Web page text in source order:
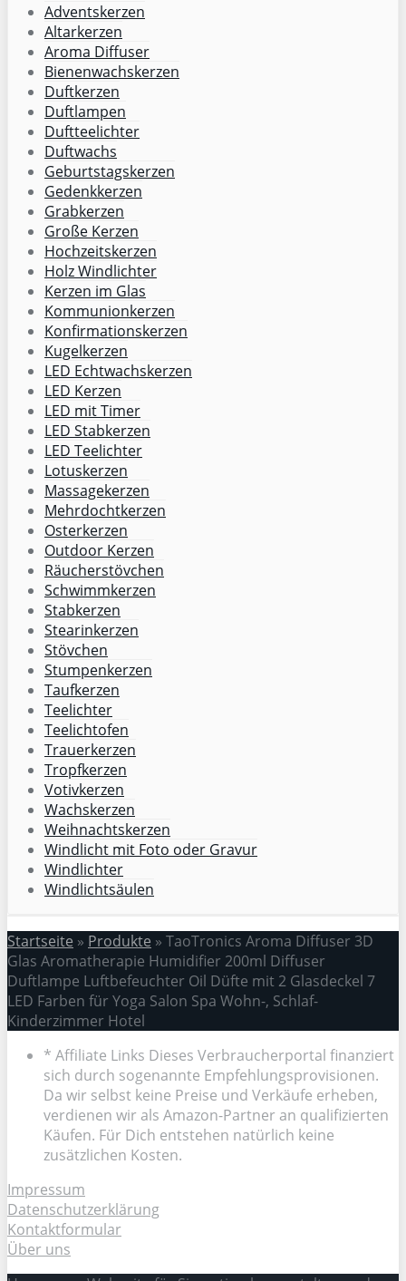
Adventskerzen
Altarkerzen
Aroma Diffuser
Bienenwachskerzen
Duftkerzen
Duftlampen
Duftteelichter
Duftwachs
Geburtstagskerzen
Gedenkkerzen
Grabkerzen
Große Kerzen
Hochzeitskerzen
Holz Windlichter
Kerzen im Glas
Kommunionkerzen
Konfirmationskerzen
Kugelkerzen
LED Echtwachskerzen
LED Kerzen
LED mit Timer
LED Stabkerzen
LED Teelichter
Lotuskerzen
Massagekerzen
Mehrdochtkerzen
Osterkerzen
Outdoor Kerzen
Räucherstövchen
Schwimmkerzen
Stabkerzen
Stearinkerzen
Stövchen
Stumpenkerzen
Taufkerzen
Teelichter
Teelichtofen
Trauerkerzen
Tropfkerzen
Votivkerzen
Wachskerzen
Weihnachtskerzen
Windlicht mit Foto oder Gravur
Windlichter
Windlichtsäulen
Startseite » Produkte » TaoTronics Aroma Diffuser 3D
Glas Aromatherapie Humidifier 200ml Diffuser
Duftlampe Luftbefeuchter Oil Düfte mit 2 Glasdeckel 7
LED Farben für Yoga Salon Spa Wohn-, Schlaf-
Kinderzimmer Hotel
* Affiliate Links Dieses Verbraucherportal finanziert
sich durch sogenannte Empfehlungsprovisionen.
Da wir selbst keine Preise und Verkäufe erheben,
verdienen wir als Amazon-Partner an qualifizierten
Käufen. Für Dich entstehen natürlich keine
zusätzlichen Kosten.
Impressum
Datenschutzerklärung
Kontaktformular
Über uns